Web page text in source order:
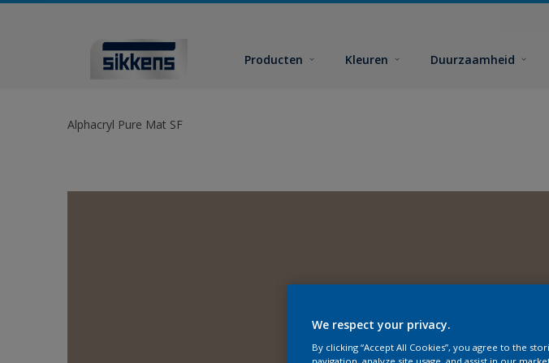
Producten Kleuren Duurzaamheid
Alphacryl Pure Mat SF
We respect your privacy.
By clicking “Accept All Cookies”, you agree to the